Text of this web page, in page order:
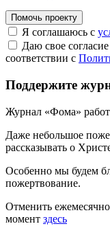
Помочь проекту
Я соглашаюсь с
Даю свое
соответствии с
Поддержите
Журнал «Фома»
Даже небольшое
рассказывать о
Особенно мы будем
пожертвование.
Отменить
момент здесь